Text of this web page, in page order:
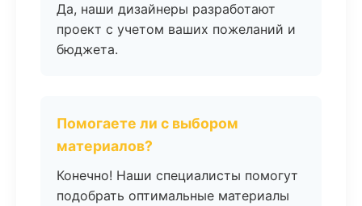
Да, наши дизайнеры разработают
проект с учетом ваших пожеланий и
бюджета.
Помогаете ли с выбором
материалов?
Конечно! Наши специалисты помогут
подобрать оптимальные материалы